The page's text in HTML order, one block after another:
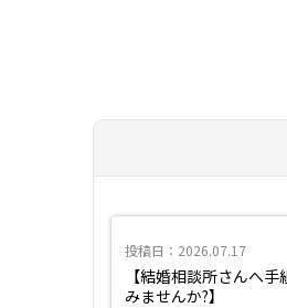
投稿日：2026.07.17
【結婚相談所さんへ
みませんか?】